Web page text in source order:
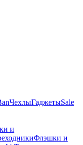
ЧехлыГаджетыSale
и
Флэшки и